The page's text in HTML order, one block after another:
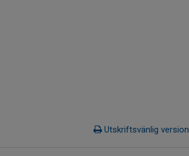
Utskriftsvänlig version